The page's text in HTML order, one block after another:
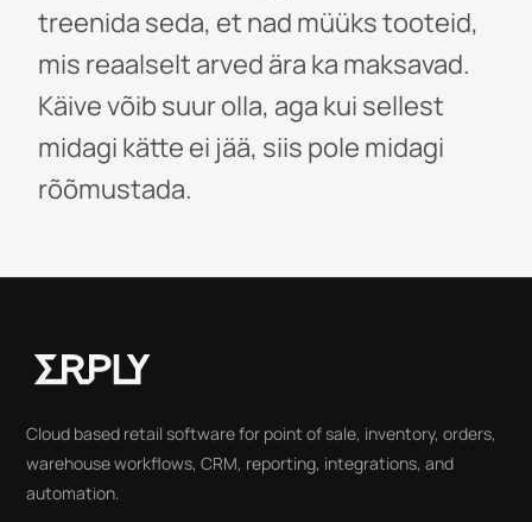
treenida seda, et nad müüks tooteid,
mis reaalselt arved ära ka maksavad.
Käive võib suur olla, aga kui sellest
midagi kätte ei jää, siis pole midagi
rõõmustada.
Cloud based retail software for point of sale, inventory, orders,
warehouse workflows, CRM, reporting, integrations, and
automation.